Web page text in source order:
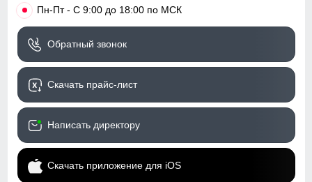
• Пн-Пт - С 9:00 до 18:00 по МСК
Обратный звонок
Скачать прайс-лист
Написать директору
Скачать приложение для iOS